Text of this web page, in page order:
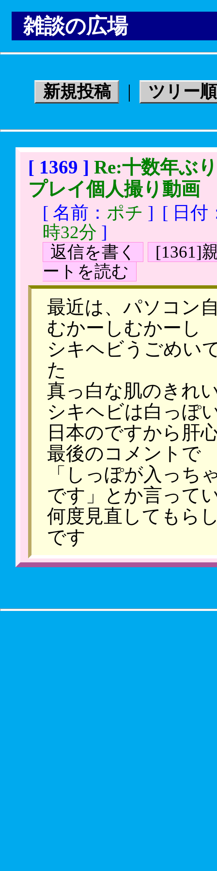
雑談の広場
新規投稿 | ツリー順
[ 1369 ] Re:十数年ぶ
プレイ個人撮り動画
[ 名前： ポチ ] [ 日付
時32分 ]
返信を書く
[1361]
ートを読む
最近は、パソコン
むかーしむかーし
シキヘビうごめい
た
真っ白な肌のきれ
シキヘビは白っぽ
日本のですから肝
最後のコメントで
「しっぽが入っち
です」とか言って
何度見直してもら
です